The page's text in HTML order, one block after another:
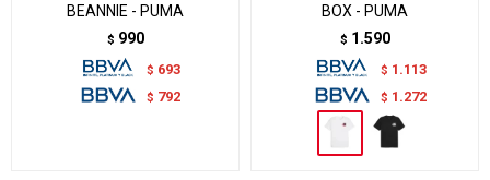
BEANNIE - PUMA
$ 990
$ 693
$ 792
BOX - PUMA
$ 1.590
$ 1.113
$ 1.272